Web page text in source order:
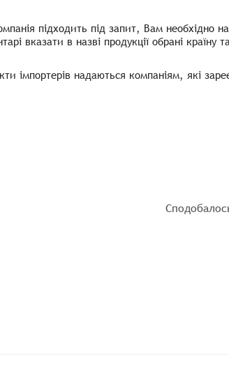
підходить під запит, Вам необхідно
вказати в назві продукції обрані країну
імпортерів надаються компаніям, які